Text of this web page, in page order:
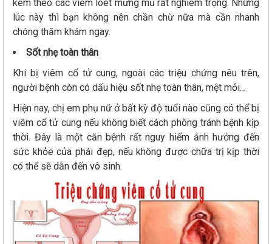
kèm theo các viêm loét mưng mủ rất nghiêm trọng. Những
lúc này thì bạn không nên chần chừ nữa mà cần nhanh
chóng thăm khám ngay.
Sốt nhẹ toàn thân
Khi bị viêm cổ tử cung, ngoài các triệu chứng nêu trên,
người bệnh còn có dấu hiệu sốt nhẹ toàn thân, mệt mỏi…
Hiện nay, chị em phụ nữ ở bất kỳ độ tuổi nào cũng có thể bị
viêm cổ tử cung nếu không biết cách phòng tránh bệnh kịp
thời. Đây là một căn bệnh rất nguy hiểm ảnh hưởng đến
sức khỏe của phái đẹp, nếu không được chữa trị kịp thời
có thể sẽ dẫn đến vô sinh.